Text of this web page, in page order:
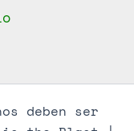
deben ser